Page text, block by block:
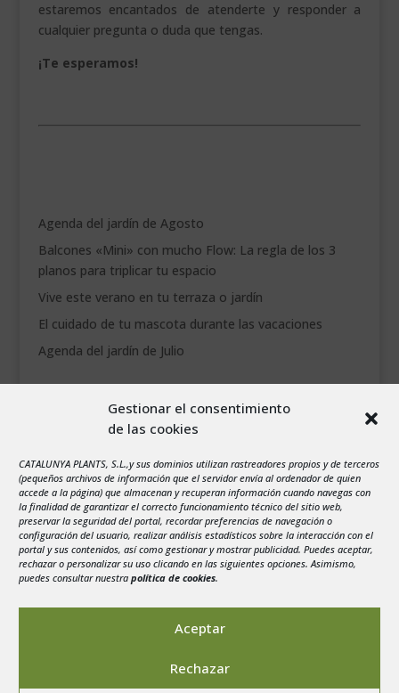
Gestionar el consentimiento
de las cookies
CATALUNYA PLANTS, S.L.,y sus dominios utilizan rastreadores propios y de terceros
(pequeños archivos de información que el servidor envía al ordenador de quien
accede a la página) que almacenan y recuperan información cuando navegas con
la finalidad de garantizar el correcto funcionamiento técnico del sitio web,
preservar la seguridad del portal, recordar preferencias de navegación o
configuración del usuario, realizar análisis estadísticos sobre la interacción con el
portal y sus contenidos, así como gestionar y mostrar publicidad. Puedes aceptar,
rechazar o personalizar su uso clicando en las siguientes opciones. Asimismo,
puedes consultar nuestra política de cookies.
Aceptar
Rechazar
estaremos encantados de atenderte y responder a
cualquier pregunta o duda que tengas.
¡Te esperamos!
Agenda del jardín de Agosto
Balcones «Mini» con mucho Flow: La regla de los 3
planos para triplicar tu espacio
Vive este verano en tu terraza o jardín
El cuidado de tu mascota durante las vacaciones
Agenda del jardín de Julio
X J V S
3
4 5 6 7 8
9
10
11 12 13 14 15
16
17
18 19 20 21 22
23
24
25 26 27 28 29
30
31